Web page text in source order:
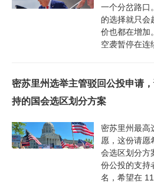
一个分岔路口
的选择就只会
价也都在增加
空袭暂停在连
密苏里州选举主管驳回公投申请
持的国会选区划分方案
密苏里州最高
愿，这份请愿
会选区划分方
份公投的支持
名，希望在